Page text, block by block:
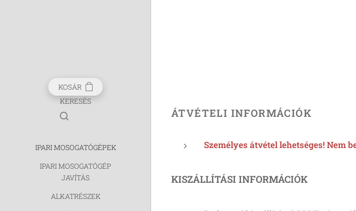
KOSÁR
KERESÉS
IPARI MOSOGATÓGÉPEK
IPARI MOSOGATÓGÉP
JAVÍTÁS
ALKATRÉSZEK
ÁTVÉTELI INFORMÁCIÓK
Személyes átvétel lehetséges! Nem
KISZÁLLÍTÁSI INFORMÁCIÓK